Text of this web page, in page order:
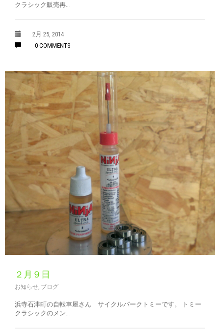
クラシック販売再…
2月 25, 2014
0 COMMENTS
２月９日
お知らせ, ブログ
浜寺石津町の自転車屋さん サイクルパークトミーです。 トミー
クラシックのメン…